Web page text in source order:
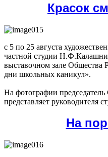
Красок
с 5 по 25 августа
частной студии
выставочном зале Общества
дни школьных каникул».
На фотографии
представляет руководителя
На